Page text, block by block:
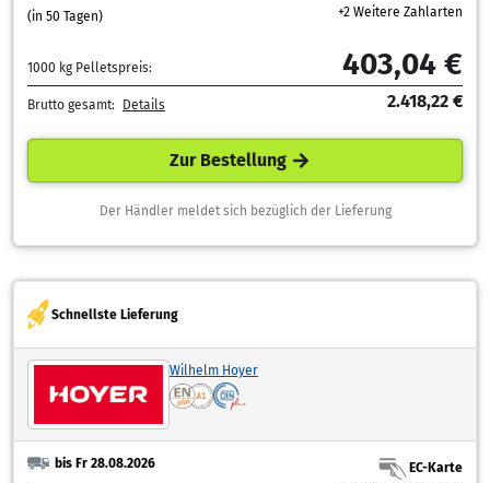
(in 50 Tagen)
+2 Weitere Zahlarten
1000 kg Pelletspreis: 403,04 €
Brutto gesamt: Details 2.418,22 €
Zur Bestellung
Der Händler meldet sich bezüglich der Lieferung
Schnellste Lieferung
Wilhelm Hoyer
bis Fr 28.08.2026
EC-Karte